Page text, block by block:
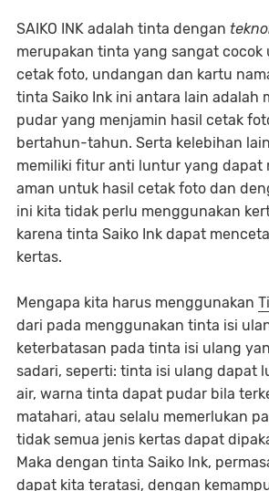
SAIKO INK adalah tinta dengan
merupakan tinta yang sangat cocok
cetak foto, undangan dan kartu
tinta Saiko Ink ini antara lain adalah
pudar yang menjamin hasil cetak
bertahun-tahun. Serta kelebihan
memiliki fitur anti luntur yang dapat
aman untuk hasil cetak foto dan
ini kita tidak perlu menggunakan
karena tinta Saiko Ink dapat
kertas.
Mengapa kita harus menggunakan
dari pada menggunakan tinta isi
keterbatasan pada tinta isi ulang
sadari, seperti: tinta isi ulang dapat
air, warna tinta dapat pudar bila
matahari, atau selalu memerlukan
tidak semua jenis kertas dapat
Maka dengan tinta Saiko Ink,
dapat kita teratasi, dengan